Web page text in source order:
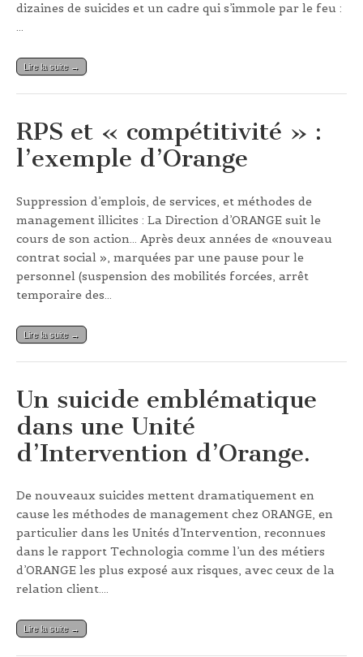
dizaines de suicides et un cadre qui s’immole par le feu :
…
Lire la suite →
RPS et « compétitivité » :
l’exemple d’Orange
Suppression d’emplois, de services, et méthodes de
management illicites : La Direction d’ORANGE suit le
cours de son action… Après deux années de «nouveau
contrat social », marquées par une pause pour le
personnel (suspension des mobilités forcées, arrêt
temporaire des…
Lire la suite →
Un suicide emblématique
dans une Unité
d’Intervention d’Orange.
De nouveaux suicides mettent dramatiquement en
cause les méthodes de management chez ORANGE, en
particulier dans les Unités d’Intervention, reconnues
dans le rapport Technologia comme l’un des métiers
d’ORANGE les plus exposé aux risques, avec ceux de la
relation client.…
Lire la suite →